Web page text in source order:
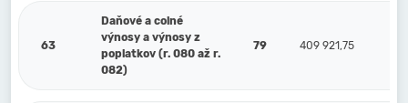
63
Daňové a colné
výnosy a výnosy z
poplatkov (r. 080 až r.
082)
79 409 921,75